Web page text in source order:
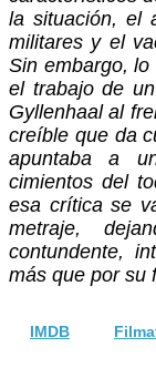
la situación, el
militares y el
Sin embargo,
el trabajo de
Gyllenhaal al
creíble que da
apuntaba a
cimientos del
esa crítica se
metraje,
contundente,
más que por su
IMDB